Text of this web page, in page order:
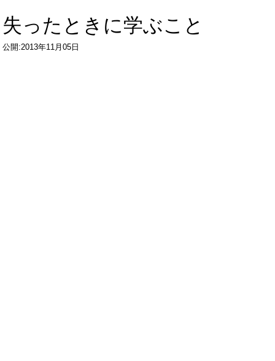
失ったときに学ぶこと
公開:2013年11月05日